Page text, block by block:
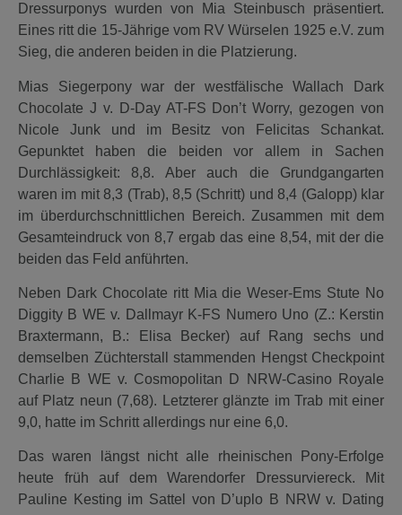
Dressurponys wurden von Mia Steinbusch präsentiert.
Eines ritt die 15-Jährige vom RV Würselen 1925 e.V. zum
Sieg, die anderen beiden in die Platzierung.
Mias Siegerpony war der westfälische Wallach Dark
Chocolate J v. D-Day AT-FS Don’t Worry, gezogen von
Nicole Junk und im Besitz von Felicitas Schankat.
Gepunktet haben die beiden vor allem in Sachen
Durchlässigkeit: 8,8. Aber auch die Grundgangarten
waren im mit 8,3 (Trab), 8,5 (Schritt) und 8,4 (Galopp) klar
im überdurchschnittlichen Bereich. Zusammen mit dem
Gesamteindruck von 8,7 ergab das eine 8,54, mit der die
beiden das Feld anführten.
Neben Dark Chocolate ritt Mia die Weser-Ems Stute No
Diggity B WE v. Dallmayr K-FS Numero Uno (Z.: Kerstin
Braxtermann, B.: Elisa Becker) auf Rang sechs und
demselben Züchterstall stammenden Hengst Checkpoint
Charlie B WE v. Cosmopolitan D NRW-Casino Royale
auf Platz neun (7,68). Letzterer glänzte im Trab mit einer
9,0, hatte im Schritt allerdings nur eine 6,0.
Das waren längst nicht alle rheinischen Pony-Erfolge
heute früh auf dem Warendorfer Dressurviereck. Mit
Pauline Kesting im Sattel von D’uplo B NRW v. Dating